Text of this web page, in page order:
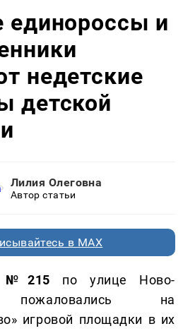
единороссы и
недетские
детской
Лилия Олеговна
Автор статьи
в MAX
№215 по улице Ново-
пожаловались на
игровой площадки в их